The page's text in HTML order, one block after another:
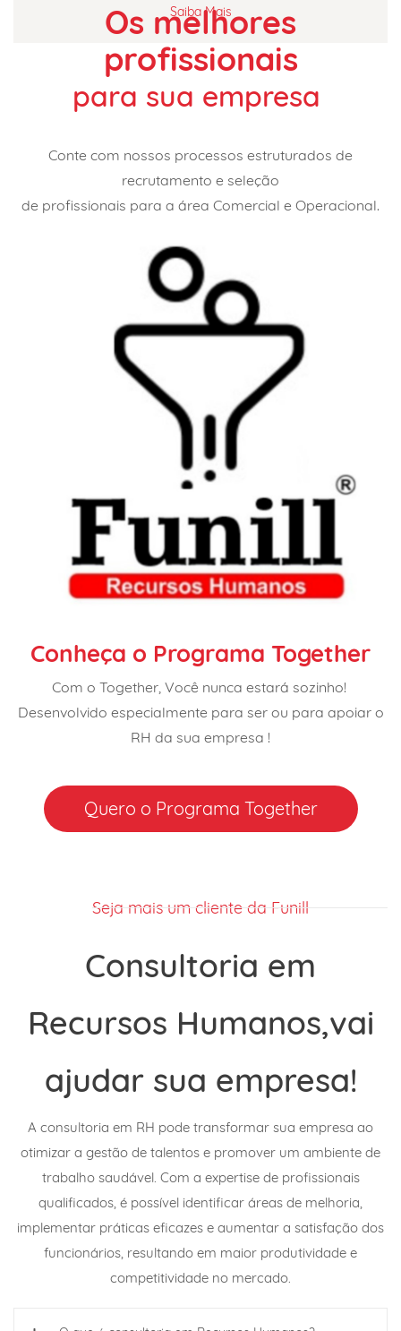
Saiba Mais
Os melhores
profissionais
​para sua empresa
Conte com nossos processos estruturados de
recrutamento e seleção
de profissionais para a área Comercial e Operacional.
Conheça o Programa Together
Com o Together, Você nunca estará sozinho!
Desenvolvido especialmente para ser ou para apoiar o
RH da sua empresa !
Quero o Programa Together
Seja mais um cliente da Funill
Consultoria em
Recursos Humanos,vai
ajudar sua empresa!
A consultoria em RH pode transformar sua empresa ao
otimizar a gestão de talentos e promover um ambiente de
trabalho saudável. Com a expertise de profissionais
qualificados, é possível identificar áreas de melhoria,
implementar práticas eficazes e aumentar a satisfação dos
funcionários, resultando em maior produtividade e
competitividade no mercado.